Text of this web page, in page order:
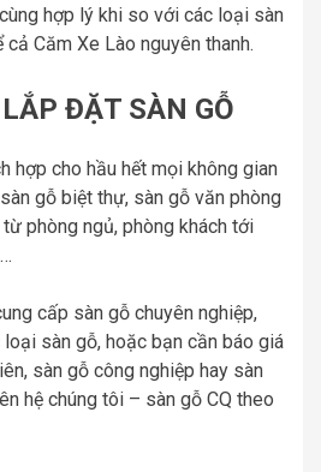
hợp lý khi so với các loại sàn
Căm Xe Lào nguyên thanh.
ĐẶT SÀN GỖ
hợp cho hầu hết mọi không gian
gỗ biệt thự, sàn gỗ văn phòng
phòng ngủ, phòng khách tới
cấp sàn gỗ chuyên nghiệp,
sàn gỗ, hoặc bạn cần báo giá
sàn gỗ công nghiệp hay sàn
hệ chúng tôi – sàn gỗ CQ theo